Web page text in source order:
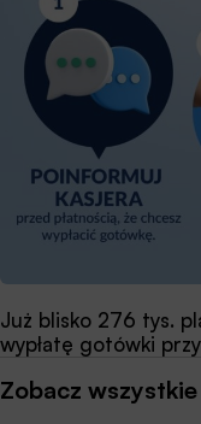
Już blisko 276 tys.
wypłatę gotówki
Zobacz